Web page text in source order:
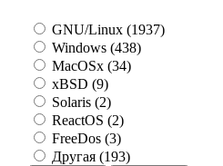
GNU/Linux (1937)
Windows (438)
MacOSx (34)
xBSD (9)
Solaris (2)
ReactOS (2)
FreeDos (3)
Другая (193)